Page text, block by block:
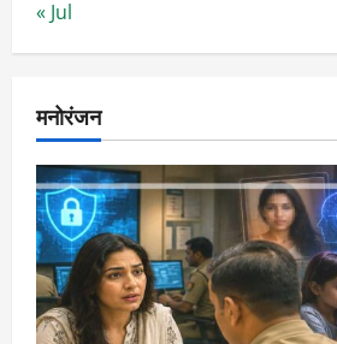
« Jul
मनोरंजन